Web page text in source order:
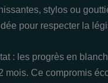
stylos ou
pour respecter la
: les progrès en
mois. Ce compromis